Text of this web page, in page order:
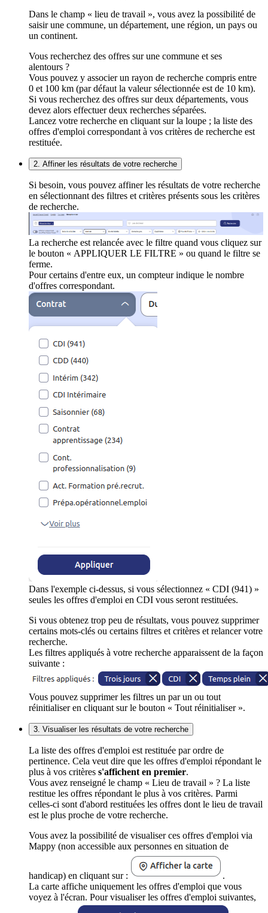
Dans le champ « lieu de travail », vous avez la possibilité de
saisir une commune, un département, une région, un pays ou
un continent.
Vous recherchez des offres sur une commune et ses
alentours ?
Vous pouvez y associer un rayon de recherche compris entre
0 et 100 km (par défaut la valeur sélectionnée est de 10 km).
Si vous recherchez des offres sur deux départements, vous
devez alors effectuer deux recherches séparées.
Lancez votre recherche en cliquant sur la loupe ; la liste des
offres d'emploi correspondant à vos critères de recherche est
restituée.
2. Affiner les résultats de votre recherche
Si besoin, vous pouvez affiner les résultats de votre recherche
en sélectionnant des filtres et critères présents sous les critères
de recherche.
La recherche est relancée avec le filtre quand vous cliquez sur
le bouton « APPLIQUER LE FILTRE » ou quand le filtre se
ferme.
Pour certains d'entre eux, un compteur indique le nombre
d'offres correspondant.
Dans l'exemple ci-dessus, si vous sélectionnez « CDI (941) »
seules les offres d'emploi en CDI vous seront restituées.
Si vous obtenez trop peu de résultats, vous pouvez supprimer
certains mots-clés ou certains filtres et critères et relancer votre
recherche.
Les filtres appliqués à votre recherche apparaissent de la façon
suivante :
Vous pouvez supprimer les filtres un par un ou tout
réinitialiser en cliquant sur le bouton « Tout réinitialiser ».
3. Visualiser les résultats de votre recherche
La liste des offres d'emploi est restituée par ordre de
pertinence. Cela veut dire que les offres d'emploi répondant le
plus à vos critères s'affichent en premier.
Vous avez renseigné le champ « Lieu de travail » ? La liste
restitue les offres répondant le plus à vos critères. Parmi
celles-ci sont d'abord restituées les offres dont le lieu de travail
est le plus proche de votre recherche.
Vous avez la possibilité de visualiser ces offres d'emploi via
Mappy (non accessible aux personnes en situation de
handicap) en cliquant sur :
.
La carte affiche uniquement les offres d'emploi que vous
voyez à l'écran. Pour visualiser les offres d'emploi suivantes,